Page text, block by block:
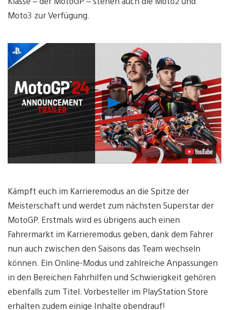
Moto3 zur Verfügung.
Video
abspielen
Kämpft euch im Karrieremodus an die Spitze der
Meisterschaft und werdet zum nächsten Superstar der
MotoGP. Erstmals wird es übrigens auch einen
Fahrermarkt im Karrieremodus geben, dank dem Fahrer
nun auch zwischen den Saisons das Team wechseln
können. Ein Online-Modus und zahlreiche Anpassungen
in den Bereichen Fahrhilfen und Schwierigkeit gehören
ebenfalls zum Titel. Vorbesteller im PlayStation Store
erhalten zudem einige Inhalte obendrauf!